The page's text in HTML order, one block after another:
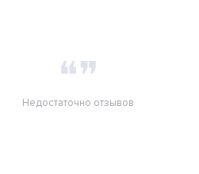
❝❞
Недостаточно отзывов